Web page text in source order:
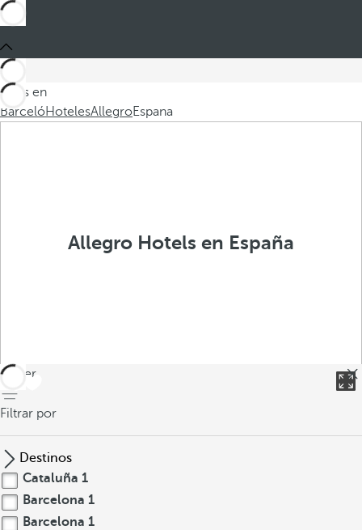
Estás en
BarcelóHotelesAllegroEspana
Allegro Hotels en España
volver
Filtrar por
Destinos
Cataluña 1
Barcelona 1
Barcelona 1